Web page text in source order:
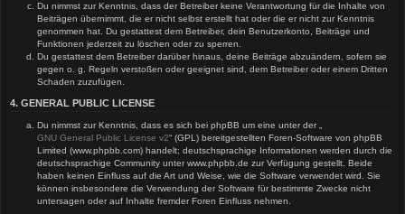
Du nimmst zur Kenntnis, dass der Betreiber keine Verantwortung für die Inhalte von
Beiträgen übernimmt, die er nicht selbst erstellt hat oder die er nicht zur Kenntnis
genommen hat. Du gestattest dem Betreiber, dein Benutzerkonto, Beiträge und
Funktionen jederzeit zu löschen oder zu sperren.
Du gestattest dem Betreiber darüber hinaus, deine Beiträge abzuändern, sofern sie
gegen o. g. Regeln verstoßen oder geeignet sind, dem Betreiber oder einem Dritten
Schaden zuzufügen.
4. GENERAL PUBLIC LICENSE
Du nimmst zur Kenntnis, dass es sich bei phpBB um eine unter der „
GNU General Public License v2“ (GPL) bereitgestellten Foren-Software von phpBB
Limited (www.phpbb.com) handelt; deutschsprachige Informationen werden durch die
deutschsprachige Community unter www.phpbb.de zur Verfügung gestellt. Beide
haben keinen Einfluss auf die Art und Weise, wie die Software verwendet wird. Sie
können insbesondere die Verwendung der Software für bestimmte Zwecke nicht
untersagen oder auf Inhalte fremder Foren Einfluss nehmen.